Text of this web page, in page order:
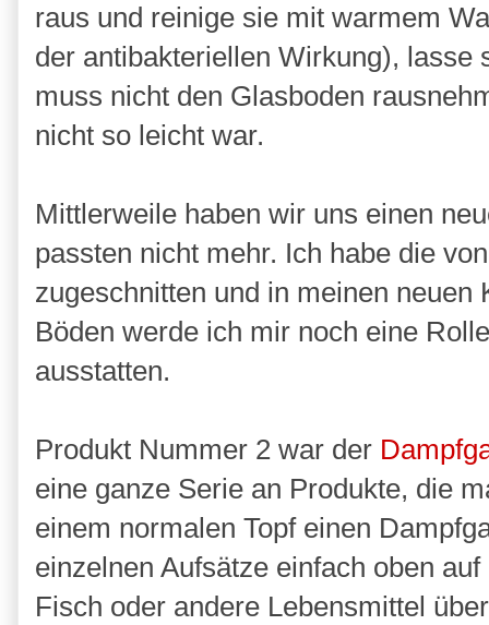
raus und reinige sie mit warmem
der antibakteriellen Wirkung), lasse
muss nicht den Glasboden
nicht so leicht war.
Mittlerweile haben wir uns einen
passten nicht mehr. Ich habe die
zugeschnitten und in meinen
Böden werde ich mir noch eine
ausstatten.
Produkt Nummer 2 war der
eine ganze Serie an Produkte, die
einem normalen Topf einen
einzelnen Aufsätze einfach oben
Fisch oder andere Lebensmittel